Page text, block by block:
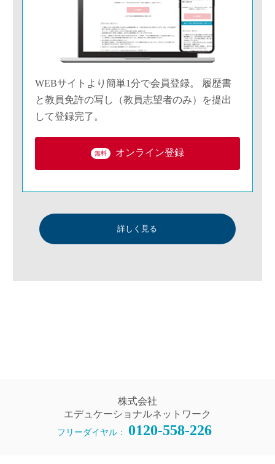
WEBサイトより簡単1分で会員登録。 履歴書
と教員免許の写し（教員志望者のみ）を提出
して登録完了。
無料 オンライン登録
詳しく見る
株式会社
エデュケーショナルネットワーク
フリーダイヤル： 0120-558-226